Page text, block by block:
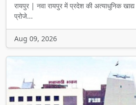
रायपुर | नवा रायपुर में प्रदेश की अत्याधुनिक
प्रोजे...
Aug 09, 2026